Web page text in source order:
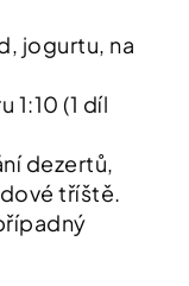
jogurtu, na
1:10 (1 díl
dezertů,
tříště.